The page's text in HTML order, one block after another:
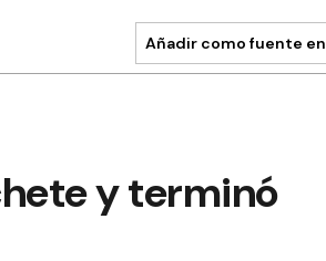
Añadir como fuente en
y terminó